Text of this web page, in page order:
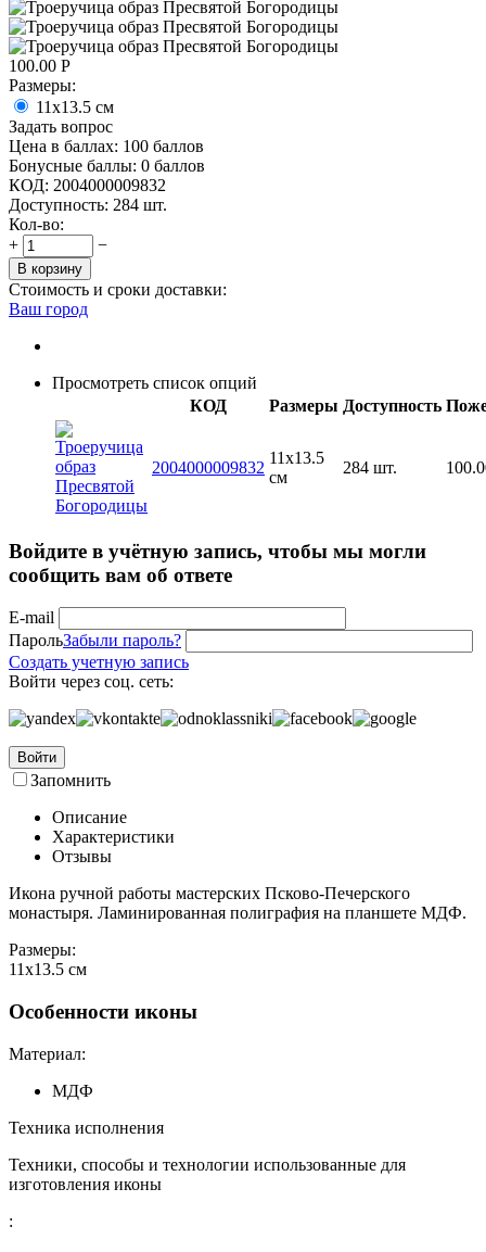
100.00 Р
Размеpы:
11x13.5 см
Задать вопрос
Цена в баллах: 100 баллов
Бонусные баллы: 0 баллов
КОД: 2004000009832
Доступность: 284 шт.
Кол-во:
+
−
В корзину
Стоимость и сроки доставки:
Ваш город
Просмотреть список опций
КОД
Размеpы Доступность
2004000009832
11x13.5
см
284 шт.
Войдите в учётную запись, чтобы мы могли
сообщить вам об ответе
E-mail
ПарольЗабыли пароль?
Создать учетную запись
Войти через соц. сеть:
Войти
Запомнить
Описание
Характеристики
Отзывы
Икона ручной работы мастерских Псково-Печерского
монастыря. Ламинированная полиграфия на планшете МДФ.
Размеpы:
11x13.5 см
Особенности иконы
Материал:
МДФ
Техника исполнения
Техники, способы и технологии использованные для
изготовления иконы
: